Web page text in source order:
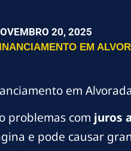
20, 2025
EM
em
problemas com juros
e pode causar